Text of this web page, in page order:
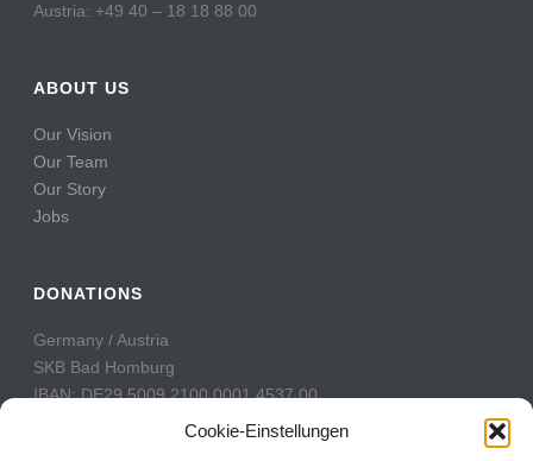
Cookie-Einstellungen
Austria: +49 40 – 18 18 88 00
ABOUT US
Our Vision
Our Team
Our Story
Jobs
DONATIONS
Germany / Austria
SKB Bad Homburg
IBAN: DE29 5009 2100 0001 4537 00
BIC: GENODE51BH2